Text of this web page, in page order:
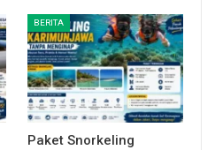
BERITA
Paket Snorkeling